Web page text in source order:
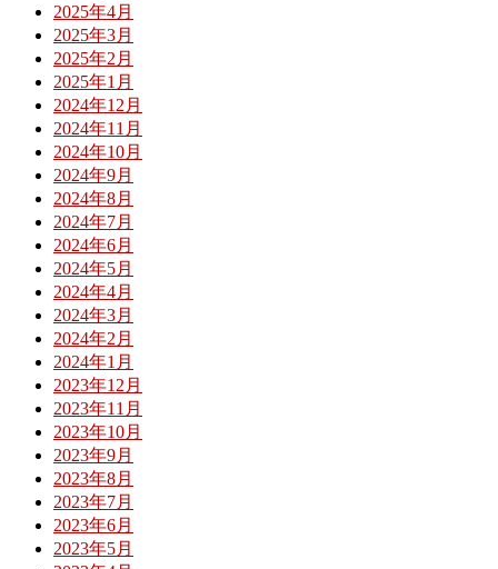
2025年4月
2025年3月
2025年2月
2025年1月
2024年12月
2024年11月
2024年10月
2024年9月
2024年8月
2024年7月
2024年6月
2024年5月
2024年4月
2024年3月
2024年2月
2024年1月
2023年12月
2023年11月
2023年10月
2023年9月
2023年8月
2023年7月
2023年6月
2023年5月